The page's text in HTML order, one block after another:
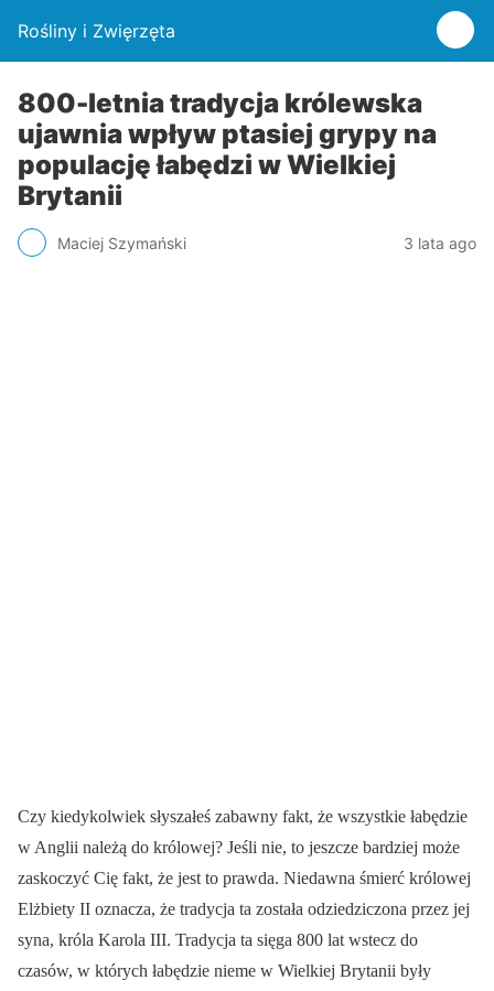
Rośliny i Zwięrzęta
800-letnia tradycja królewska
ujawnia wpływ ptasiej grypy na
populację łabędzi w Wielkiej
Brytanii
Maciej Szymański 3 lata ago
Czy kiedykolwiek słyszałeś zabawny fakt, że wszystkie łabędzie
w Anglii należą do królowej? Jeśli nie, to jeszcze bardziej może
zaskoczyć Cię fakt, że jest to prawda. Niedawna śmierć królowej
Elżbiety II oznacza, że tradycja ta została odziedziczona przez jej
syna, króla Karola III. Tradycja ta sięga 800 lat wstecz do
czasów, w których łabędzie nieme w Wielkiej Brytanii były